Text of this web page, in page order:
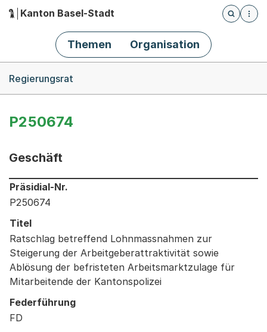
Hauptnavigation
Kanton Basel-Stadt
Öffnet
Themen Organisation
Regierungsrat
P250674
Geschäft
Informationen zum Ausgewählten Geschäft
Präsidial-Nr.
P250674
Titel
Ratschlag betreffend Lohnmassnahmen zur
Steigerung der Arbeitgeberattraktivität sowie
Ablösung der befristeten Arbeitsmarktzulage für
Mitarbeitende der Kantonspolizei
Federführung
FD